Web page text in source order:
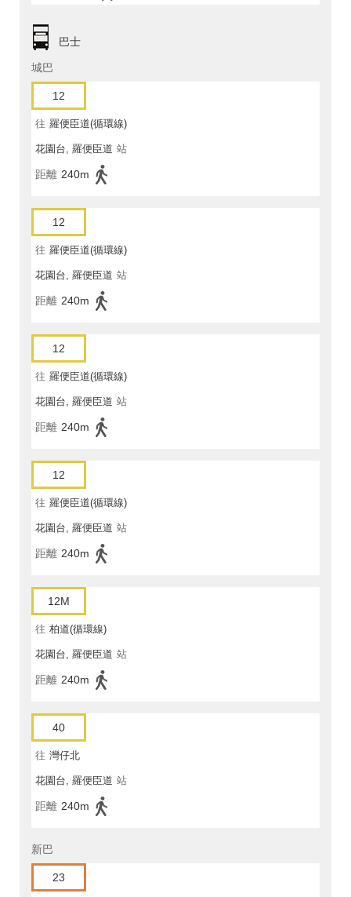
巴士
城巴
12
往 羅便臣道(循環線)
花園台, 羅便臣道 站
距離 240m
12
往 羅便臣道(循環線)
花園台, 羅便臣道 站
距離 240m
12
往 羅便臣道(循環線)
花園台, 羅便臣道 站
距離 240m
12
往 羅便臣道(循環線)
花園台, 羅便臣道 站
距離 240m
12M
往 柏道(循環線)
花園台, 羅便臣道 站
距離 240m
40
往 灣仔北
花園台, 羅便臣道 站
距離 240m
新巴
23